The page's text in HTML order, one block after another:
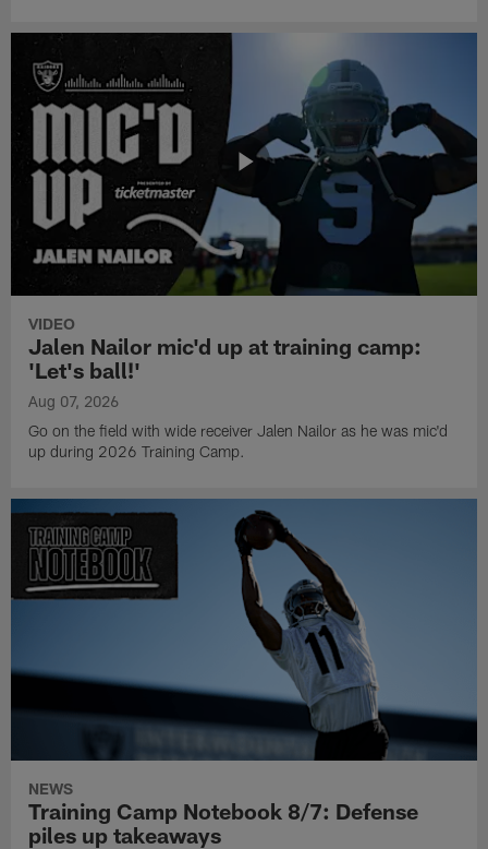
VIDEO
Jalen Nailor mic'd up at training camp:
'Let's ball!'
Aug 07, 2026
Go on the field with wide receiver Jalen Nailor as he was mic'd
up during 2026 Training Camp.
NEWS
Training Camp Notebook 8/7: Defense
piles up takeaways